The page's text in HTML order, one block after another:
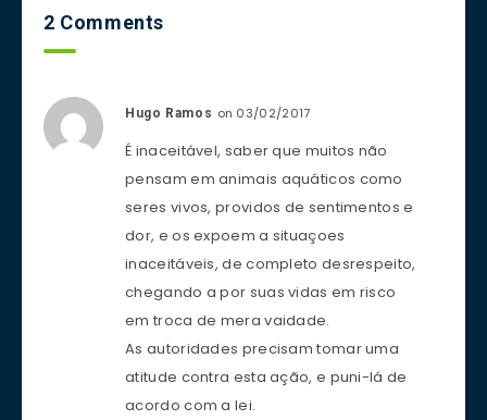
2 Comments
Hugo Ramos on 03/02/2017
É inaceitável, saber que muitos não
pensam em animais aquáticos como
seres vivos, providos de sentimentos e
dor, e os expoem a situaçoes
inaceitáveis, de completo desrespeito,
chegando a por suas vidas em risco
em troca de mera vaidade.
As autoridades precisam tomar uma
atitude contra esta ação, e puni-lá de
acordo com a lei.